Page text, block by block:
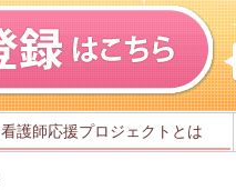
看護師応援プロジェクトとは